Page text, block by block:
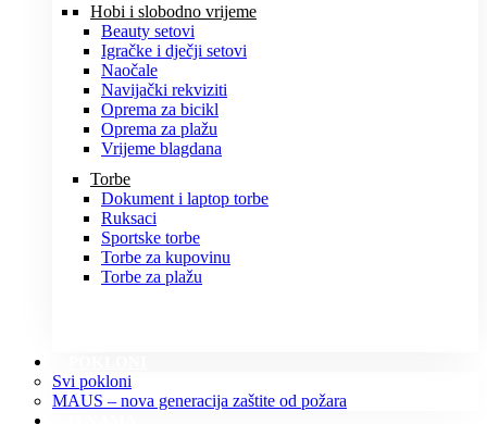
Hobi i slobodno vrijeme
Beauty setovi
Igračke i dječji setovi
Naočale
Navijački rekviziti
Oprema za bicikl
Oprema za plažu
Vrijeme blagdana
Torbe
Dokument i laptop torbe
Ruksaci
Sportske torbe
Torbe za kupovinu
Torbe za plažu
Svi pokloni
MAUS – nova generacija zaštite od požara